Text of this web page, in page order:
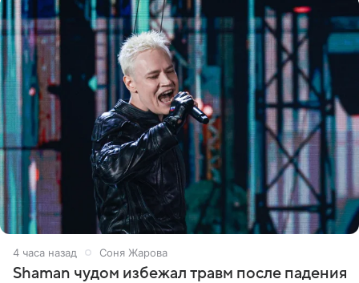
4 часа назад Соня Жарова
Shaman чудом избежал травм после падения